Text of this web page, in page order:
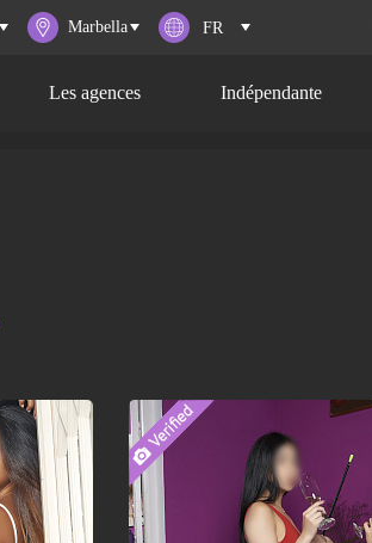
Marbella
Les agences Indépendante